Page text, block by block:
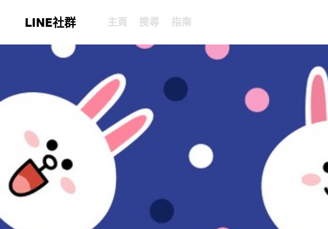
LINE社群 主頁 搜尋 指南